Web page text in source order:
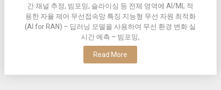
간 채널 추정, 빔포밍, 슬라이싱 등 전체 영역에 AI/ML 적
용한 자율 제어 무선접속망 특징 지능형 무선 자원 최적화
(AI for RAN) – 딥러닝 모델을 사용하여 무선 환경 변화 실
시간 예측 – 빔포밍,
Read More